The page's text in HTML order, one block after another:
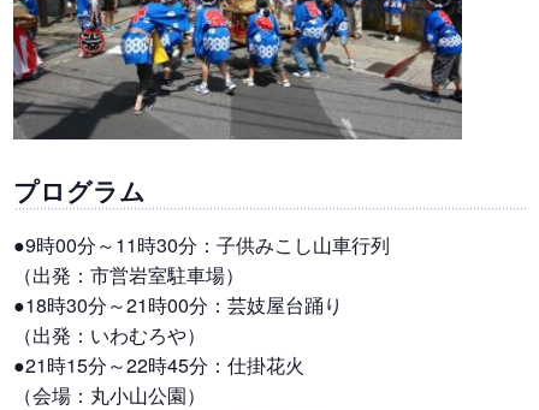
プログラム
●9時00分～11時30分：子供みこし山車行列
（出発：市営岩室駐車場）
●18時30分～21時00分：芸妓屋台踊り
（出発：いわむろや）
●21時15分～22時45分：仕掛花火
（会場：丸小山公園）